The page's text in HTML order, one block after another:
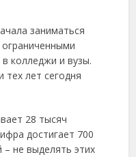
заниматься
колледжи и вузы.
тех лет сегодня
28 тысяч
достигает 700
не выделять этих